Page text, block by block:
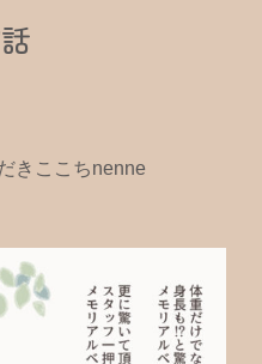
きここちnenne